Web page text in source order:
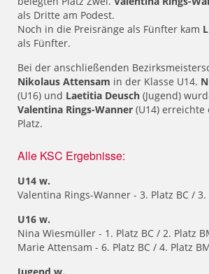
als Dritte am Podest.
Noch in die Preisränge als Fünfter kam
als Fünfter.
Bei der anschließenden
Nikolaus Attensam in der Klasse U14.
(U16) und Laetitia Deusch (Jugend)
Valentina Rings-Wanner (U14)
Platz.
Alle KSC Ergebnisse:
U14 w.
Valentina Rings-Wanner - 3. Platz BC / 3.
U16 w.
Nina Wiesmüller - 1. Platz BC / 2. Platz
Marie Attensam - 6. Platz BC / 4. Platz